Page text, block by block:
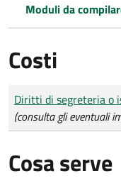
Moduli da
Costi
Tipo di pagamento
Importo
Diritti di segreteria o
(consulta gli eventuali
Cosa serve